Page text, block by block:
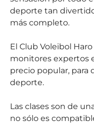
deporte tan
más completo.
El Club Voleibol
monitores expertos
precio popular, para
deporte.
Las clases son de
no sólo es